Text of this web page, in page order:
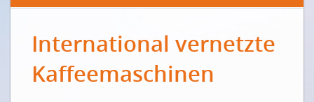
Wir leben im Zeitalter der Daten: Was für ein Glück!
Nous vivons à l'ère des données : Quelle chance !
International vernetzte
Kaffeemaschinen